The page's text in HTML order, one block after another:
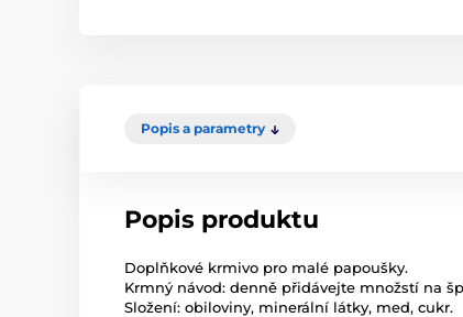
Popis a parametry
Popis produktu
Doplňkové krmivo pro malé papoušky.
Krmný návod: denně přidávejte množstí na
Složení: obiloviny, minerální látky, med, cukr.